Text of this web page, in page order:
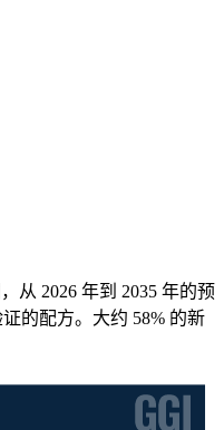
从 2026 年到 2035 年的预
的配方。大约 58% 的新